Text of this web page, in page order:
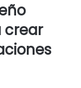
crear